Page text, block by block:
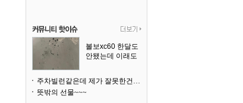
볼보xc60 한달도
안됐는데 이래도
주차빌런같은데 제가 잘못한건가요
뜻밖의 선물~~~